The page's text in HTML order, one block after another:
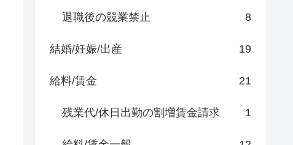
退職後の競業禁止 8
結婚/妊娠/出産 19
給料/賃金 21
残業代/休日出勤の割増賃金請求 1